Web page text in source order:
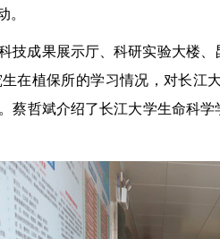
。
技成果展示厅、科研实验大楼
在植保所的学习情况，对长
蔡哲斌介绍了长江大学生命科